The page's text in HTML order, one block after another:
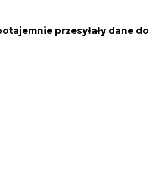
przesyłały dane do